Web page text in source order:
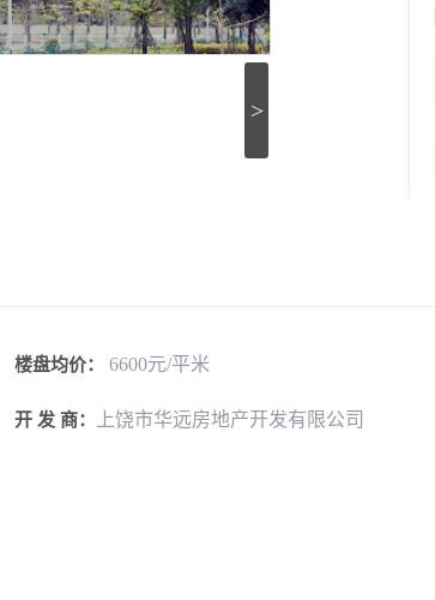
>
楼盘均价： 6600元/平米
开 发 商： 上饶市华远房地产开发有限公司